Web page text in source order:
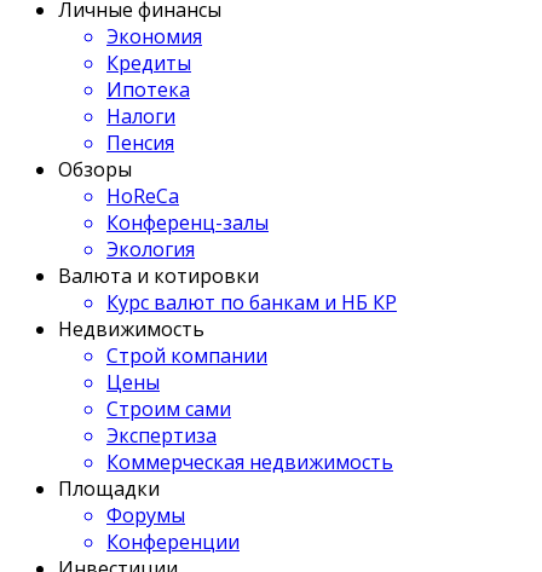
Личные финансы
Экономия
Кредиты
Ипотека
Налоги
Пенсия
Обзоры
HoReCa
Конференц-залы
Экология
Валюта и котировки
Курс валют по банкам и НБ КР
Недвижимость
Строй компании
Цены
Строим сами
Экспертиза
Коммерческая недвижимость
Площадки
Форумы
Конференции